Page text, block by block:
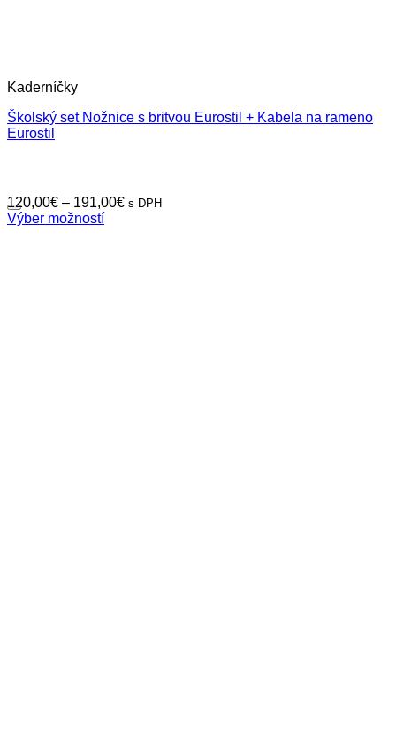
Kaderníčky
Školský set Nožnice s britvou Eurostil + Kabela na rameno
Eurostil
120,00€ – 191,00€Price
s DPH
Výber možností